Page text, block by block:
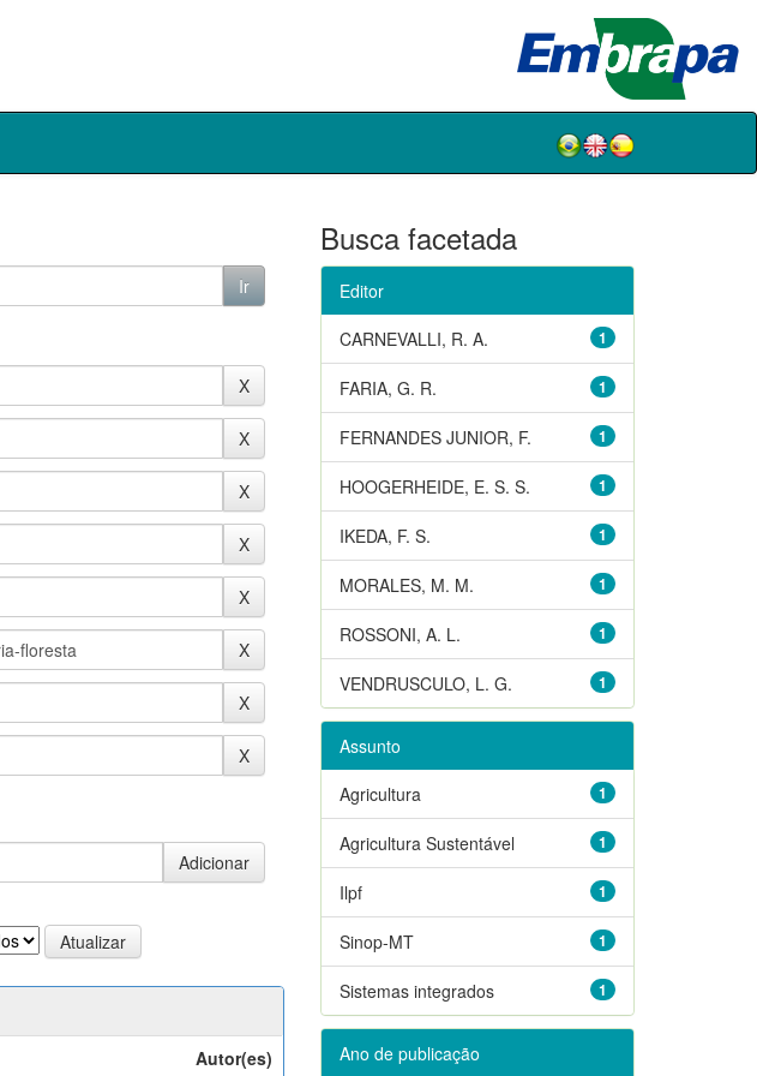
Autor(es)
Busca facetada
Editor
1
CARNEVALLI, R. A.
1
FARIA, G. R.
1
FERNANDES JUNIOR, F.
1
HOOGERHEIDE, E. S. S.
1
IKEDA, F. S.
1
MORALES, M. M.
1
ROSSONI, A. L.
1
VENDRUSCULO, L. G.
Assunto
1
Agricultura
1
Agricultura Sustentável
1
Ilpf
1
Sinop-MT
1
Sistemas integrados
Ano de publicação